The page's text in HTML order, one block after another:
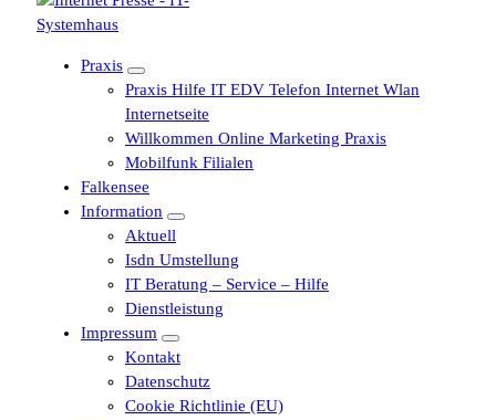
Praxis
Praxis Hilfe IT EDV Telefon Internet Wlan
Internetseite
Willkommen Online Marketing Praxis
Mobilfunk Filialen
Falkensee
Information
Aktuell
Isdn Umstellung
IT Beratung – Service – Hilfe
Dienstleistung
Impressum
Kontakt
Datenschutz
Cookie Richtlinie (EU)